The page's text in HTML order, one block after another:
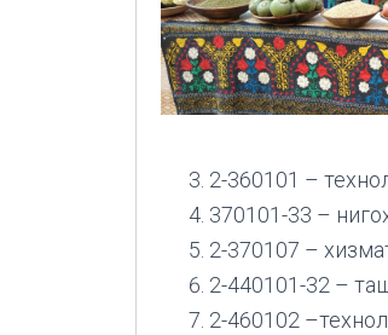
2-360101 –
370101-33 –
2-370107 –
2-440101-32 –
2-460102